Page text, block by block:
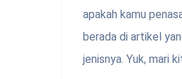
apakah kamu
berada di artikel
jenisnya. Yuk, mari